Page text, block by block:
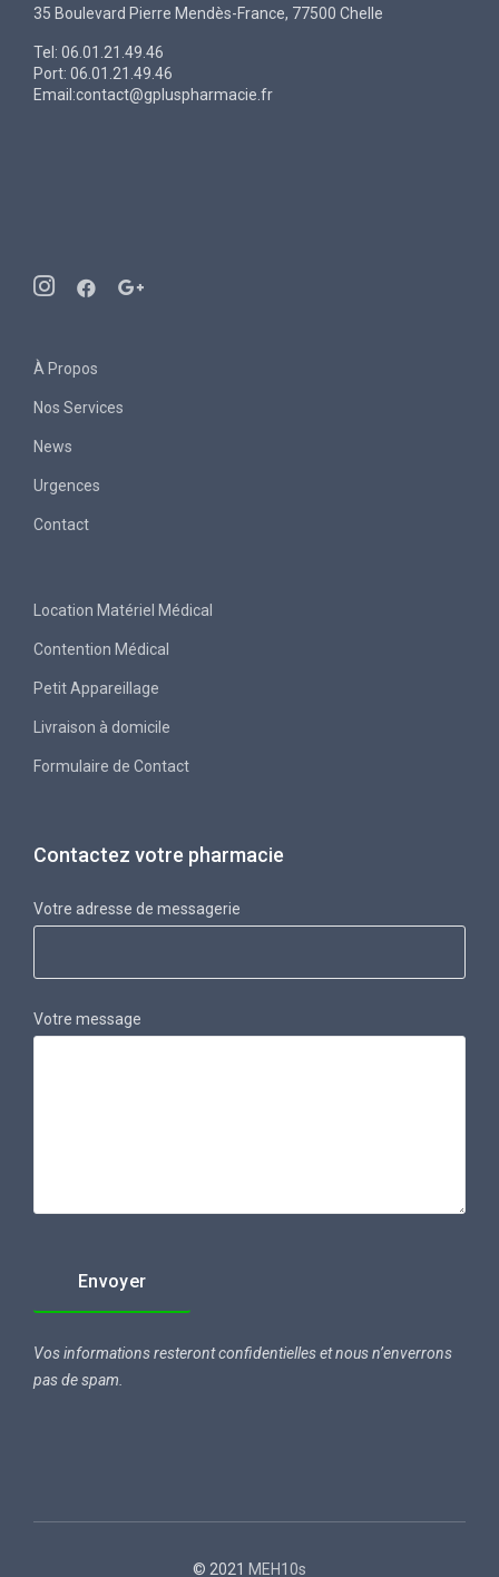
35 Boulevard Pierre Mendès-France, 77500 Chelle
Tel: 06.01.21.49.46
Port: 06.01.21.49.46
Email:contact@gpluspharmacie.fr
À Propos
Nos Services
News
Urgences
Contact
Location Matériel Médical
Contention Médical
Petit Appareillage
Livraison à domicile
Formulaire de Contact
Contactez votre pharmacie
Votre adresse de messagerie
Votre message
Vos informations resteront confidentielles et nous n’enverrons
pas de spam.
© 2021 MEH10s